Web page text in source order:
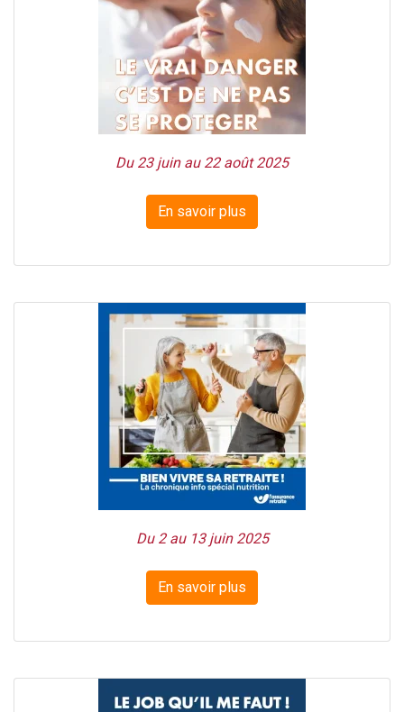
Du 23 juin au 22 août 2025
En savoir plus
Du 2 au 13 juin 2025
En savoir plus